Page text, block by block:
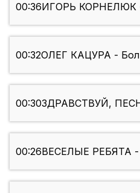
00:36ИГОРЬ КОРНЕЛЮК
00:32ОЛЕГ КАЦУРА -
00:30ЗДРАВСТВУЙ,
00:26ВЕСЕЛЫЕ РЕБЯТА -